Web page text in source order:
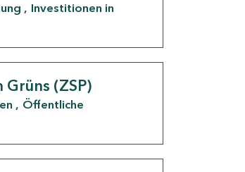
Investitionen in
(ZSP)
Öffentliche